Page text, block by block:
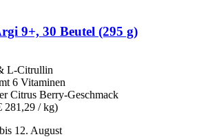
9+, 30 Beutel (295 g)
L-Citrullin
6 Vitaminen
Citrus Berry-Geschmack
281,29 / kg)
12. August